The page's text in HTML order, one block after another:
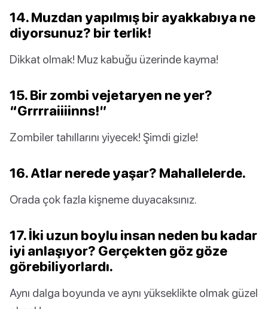
14. Muzdan yapılmış bir ayakkabıya ne
diyorsunuz? bir terlik!
Dikkat olmak! Muz kabuğu üzerinde kayma!
15. Bir zombi vejetaryen ne yer?
“Grrrraiiiinns!”
Zombiler tahıllarını yiyecek! Şimdi gizle!
16. Atlar nerede yaşar? Mahallelerde.
Orada çok fazla kişneme duyacaksınız.
17. İki uzun boylu insan neden bu kadar
iyi anlaşıyor? Gerçekten göz göze
görebiliyorlardı.
Aynı dalga boyunda ve aynı yükseklikte olmak güzel